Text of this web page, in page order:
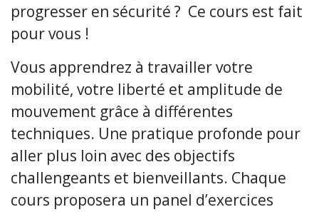
progresser en sécurité ? Ce cours est fait
pour vous !
Vous apprendrez à travailler votre
mobilité, votre liberté et amplitude de
mouvement grâce à différentes
techniques. Une pratique profonde pour
aller plus loin avec des objectifs
challengeants et bienveillants. Chaque
cours proposera un panel d’exercices